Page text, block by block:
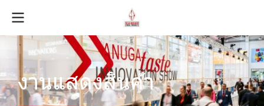
งานแสดงสินค้า